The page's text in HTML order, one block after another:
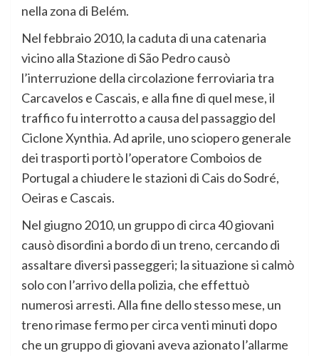
nella zona di Belém.
Nel febbraio 2010, la caduta di una catenaria
vicino alla Stazione di São Pedro causò
l’interruzione della circolazione ferroviaria tra
Carcavelos e Cascais, e alla fine di quel mese, il
traffico fu interrotto a causa del passaggio del
Ciclone Xynthia. Ad aprile, uno sciopero generale
dei trasporti portò l’operatore Comboios de
Portugal a chiudere le stazioni di Cais do Sodré,
Oeiras e Cascais.
Nel giugno 2010, un gruppo di circa 40 giovani
causò disordini a bordo di un treno, cercando di
assaltare diversi passeggeri; la situazione si calmò
solo con l’arrivo della polizia, che effettuò
numerosi arresti. Alla fine dello stesso mese, un
treno rimase fermo per circa venti minuti dopo
che un gruppo di giovani aveva azionato l’allarme